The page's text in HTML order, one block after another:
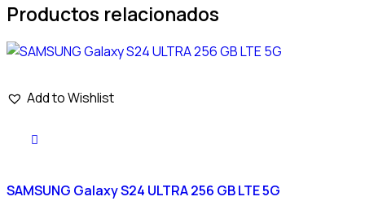
Productos relacionados
Add to Wishlist
SAMSUNG Galaxy S24 ULTRA 256 GB LTE 5G